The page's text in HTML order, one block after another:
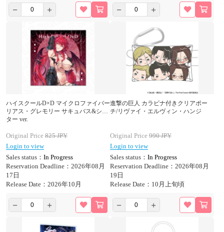
ハイスクールD×D マイクロファイバー
リアス・グレモリー サキュバス&シス
ター ver.
Original Price 825JPY
Login to view
Sales status： In Progress
Reservation Deadline：2026年08月
17日
Release Date：2026年10月
進撃の巨人 カラビナ付きクリアポー
チ/リヴァイ・エルヴィン・ハンジ
Original Price 990JPY
Login to view
Sales status： In Progress
Reservation Deadline：2026年08月
19日
Release Date：10月上旬頃